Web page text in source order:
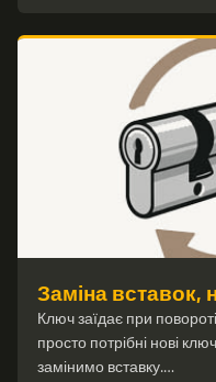
Заміна вставок,
Ключ заїдає при
просто потрібні нові
замінимо вставку.…